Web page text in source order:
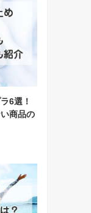
6選！
商品の